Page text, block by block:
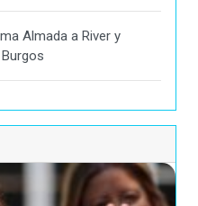
Almada a River y